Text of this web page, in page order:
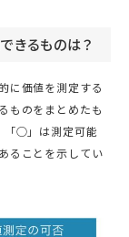
きるものは？
に価値を測定する
ものをまとめたも
「○」は測定可能
ることを示してい